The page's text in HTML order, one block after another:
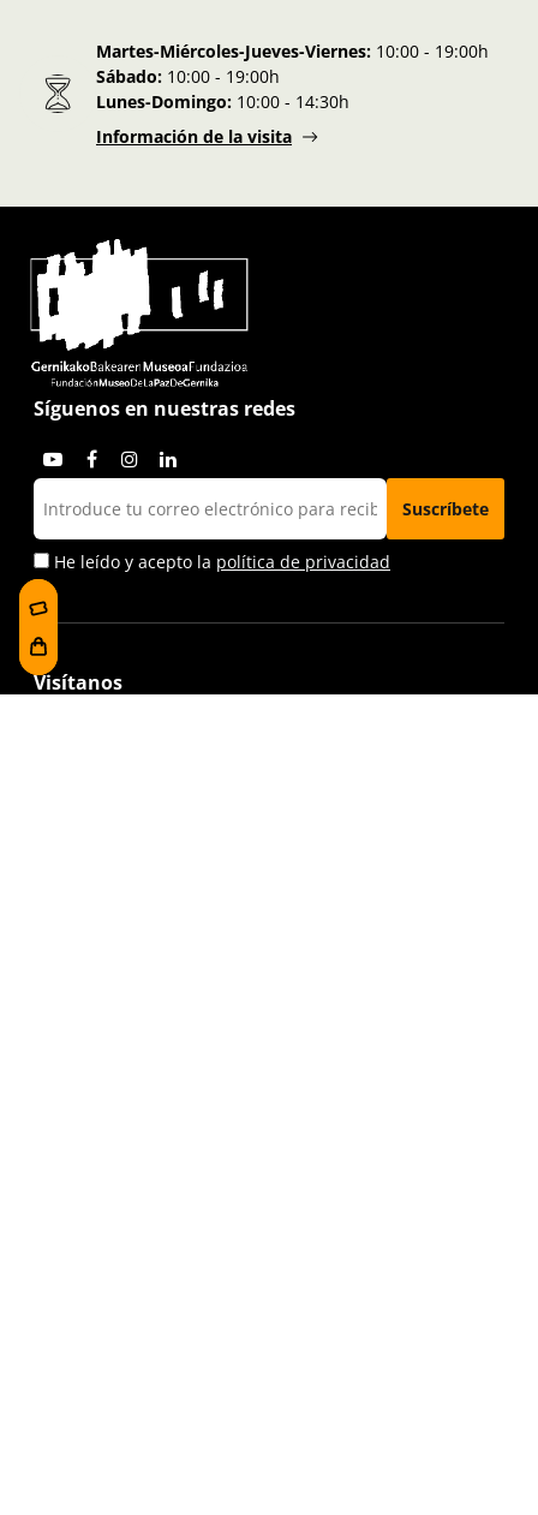
Martes-Miércoles-Jueves-Viernes: 10:00 - 19:00h
Sábado: 10:00 - 19:00h
Lunes-Domingo: 10:00 - 14:30h
Información de la visita
Síguenos en nuestras redes
He leído y acepto la política de privacidad
Visítanos